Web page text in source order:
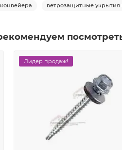
ветрозащитные укрытия
Лидер продаж!